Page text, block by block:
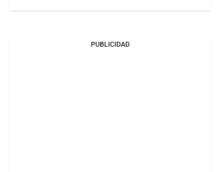
PUBLICIDAD